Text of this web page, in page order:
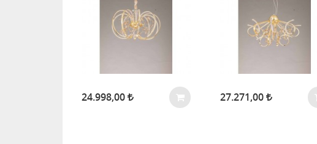
24.998,00 27.271,00